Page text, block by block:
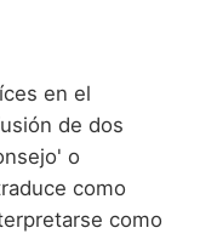
en el
de dos
o
como
como